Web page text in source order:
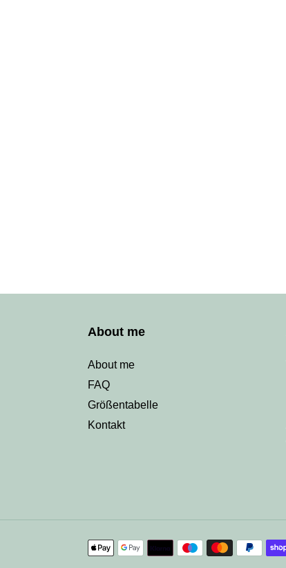
About me
About me
FAQ
Größentabelle
Kontakt
Zahlungsmethoden